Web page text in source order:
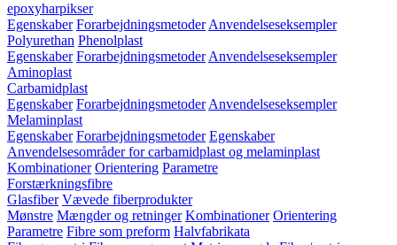
epoxyharpikser
Egenskaber Forarbejdningsmetoder Anvendelseseksempler
Polyurethan Phenolplast
Egenskaber Forarbejdningsmetoder Anvendelseseksempler
Aminoplast
Carbamidplast
Egenskaber Forarbejdningsmetoder Anvendelseseksempler
Melaminplast
Egenskaber Forarbejdningsmetoder Egenskaber
Anvendelsesområder for carbamidplast og melaminplast
Kombinationer Orientering Parametre
Forstærkningsfibre
Glasfiber Vævede fiberprodukter
Mønstre Mængder og retninger Kombinationer Orientering
Parametre Fibre som preform Halvfabrikata